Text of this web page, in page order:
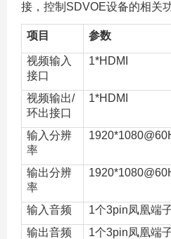
接，控制SDVOE设备的相关功
项目 参数
视频输入
接口
1*HDMI
视频输出/
环出接口
1*HDMI
输入分辨
率
输出分辨
率
输入音频
1个3pin凤凰端
输出音频
1个3pin凤凰端